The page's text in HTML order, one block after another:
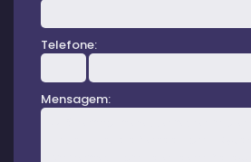
Telefone:
Mensagem: